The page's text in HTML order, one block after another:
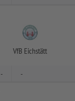
VfB Eichstätt
- -